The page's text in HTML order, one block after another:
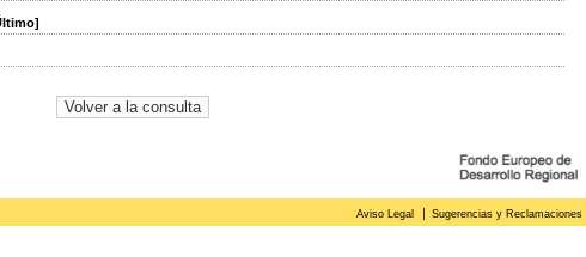
Aviso Legal Sugerencias y Reclamaciones